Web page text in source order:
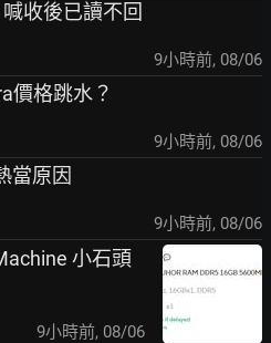
收後已讀不回
9小時前, 08/06
價格跳水？
9小時前, 08/06
當原因
9小時前, 08/06
小石頭
9小時前, 08/06